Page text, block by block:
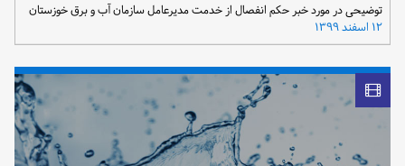
توضیحی در مورد خبر حکم انفصال از خدمت مدیرعامل سازمان آب و برق خوزستان
۱۲ اسفند ۱۳۹۹